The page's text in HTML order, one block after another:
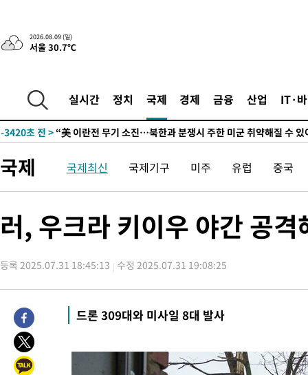
2026.08.09 (일)
서울 30.7℃
실시간 정치 국제 경제 금융 산업 IT·
-3440초 전 >
-31139초 전 >이강인, 오늘 서울서 AT마드리드 입단식…'전례 없는 특급대
차'
-17492초 전 >
콜롬비아 신임 우파 대통령 취임 하루만에 차량폭탄 폭발 사건
-11086초 전 >튀르키예 외무장관, "메카 3국 방위협정은 이란이 목표 아냐 "
상-5412초 전 >[속보]美중부 사령관, 이스라엘 긴급방문 다중화된 전선 상황 논
언론 누출”
-3445초 전 >‘축구의 신’ 아르헨티나 축구 선수 메시의 부친 지병 별세
-3420초 전 >“美 이란전 무기 소진…북한과 분쟁시 주한 미군 취약해질 수 있
-31159초 전 >
이강인, 오늘 서울서 AT마드리드 입단식…'전례 없는 특급대
-18041초 전 >
'여긴 20도, 저긴 50도'…열화상 카메라로 본 폭염 저감시설 '
-17512초 전 >
-11106초 전 >
튀르키예 외무장관, "메카 3국 방위협정은 이란이 목표 아냐 "
국제 국제최신 국제기구 미주 유럽 중국
러, 우크라 키이우 야간 공
등록 2025.07.31 18:45:13 수정 2025.07.31 19:08:25
드론 309대와 미사일 8대 발사